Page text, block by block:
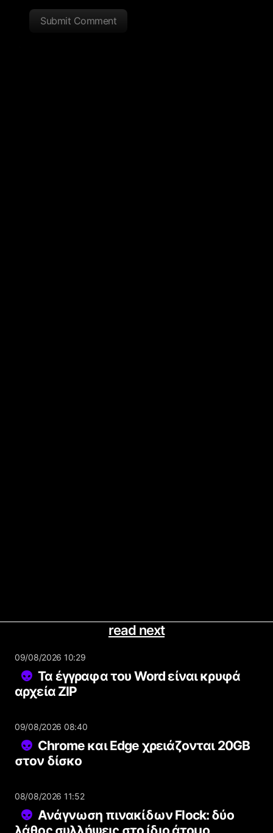
Submit Comment
read next
09/08/2026 10:29
Τα έγγραφα του Word είναι κρυφά
αρχεία ZIP
09/08/2026 08:40
Chrome και Edge χρειάζονται 20GB
στον δίσκο
08/08/2026 11:52
Ανάγνωση πινακίδων Flock: δύο